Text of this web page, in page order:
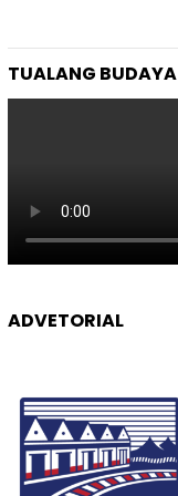
TUALANG BUDAYA
ADVETORIAL